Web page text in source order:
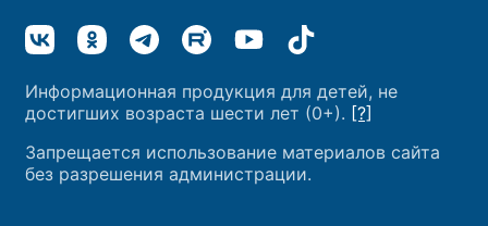
Информационная продукция для детей, не
достигших возраста шести лет (0+). [?]
Запрещается использование материалов сайта
без разрешения администрации.